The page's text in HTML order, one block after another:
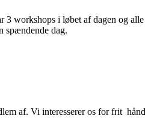
workshops i løbet af dagen og
spændende dag.
af. Vi interesserer os for frit